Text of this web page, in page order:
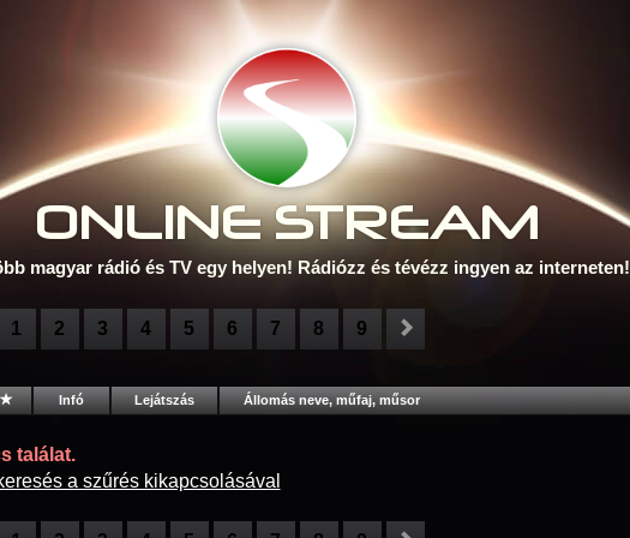
ONLINE STREAM
magyar rádió és TV egy helyen! Rádiózz és tévézz ingyen az interneten!
1 2 3 4 5 6 7 8 9
Infó Lejátszás Állomás neve, műfaj, műsor
találat.
a szűrés kikapcsolásával